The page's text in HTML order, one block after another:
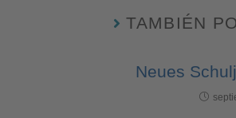
TAMBIÉN
Neues